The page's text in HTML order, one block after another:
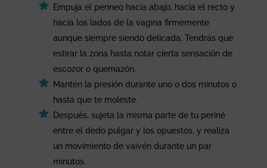
Empuja el perineo hacia abajo, hacia el recto y
hacia los lados de la vagina firmemente
aunque siempre siendo delicada. Tendrás que
estirar la zona hasta notar cierta sensación de
escozor o quemazón.
Mantén la presión durante uno o dos minutos o
hasta que te moleste.
Después, sujeta la misma parte de tu periné
entre el dedo pulgar y los opuestos, y realiza
un movimiento de vaivén durante un par
minutos.